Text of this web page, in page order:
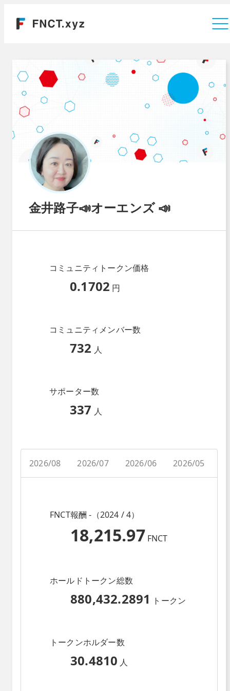
金井路子📣オーエンズ 📣
コミュニティトークン価格
0.1702 円
コミュニティメンバー数
732 人
サポーター数
337 人
2026/08 2026/07 2026/06 2026/05
FNCT報酬 -（2024 / 4）
18,215.97 FNCT
ホールドトークン総数
880,432.2891 トークン
トークンホルダー数
30.4810 人